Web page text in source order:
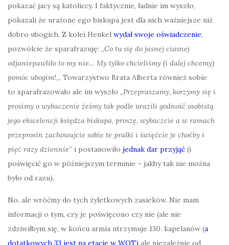
pokazać jacy są katoliccy. I faktycznie, ładnie im wyszło,
pokazali że urażone ego biskupa jest dla nich ważniejsze niż
dobro ubogich. Z kolei Henkel wydał swoje oświadczenie,
pozwólcie że sparafrazuję: „Co tu się do jasnej ciasnej
odjaniepawliło to my nie… My tylko chcieliśmy (i dalej chcemy)
pomóc ubogim!„. Towarzystwo Brata Alberta również sobie
to sparafrazowało ale im wyszło „Przepraszamy, korzymy się i
prosimy o wybaczenie żeśmy tak podle urazili godność osobistą
jego ekscelencji księdza biskupa, proszę, wybaczcie a w ramach
przeprosin zachowajcie sobie te pralki i święćcie je choćby i
pięć razy dziennie” i postanowiło jednak dar przyjąć (i
poświęcić go w późniejszym terminie – jakby tak nie można
było od razu).
No, ale wróćmy do tych żyletkowych zasieków. Nie mam
informacji o tym, czy je poświęcono czy nie (ale nie
zdziwiłbym się, w końcu armia utrzymuje 130. kapelanów (a
dotatkowych 33 jest na etacie w WOT) ale niezależnie od